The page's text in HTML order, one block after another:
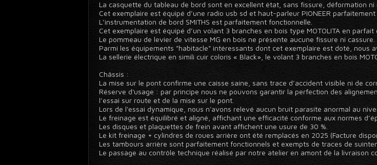
La casquette du tableau de bord sont en excellent état, sans fissure, déformation ni
Cet exemplaire est équipé d’une radio usb sd et haut-parleur PIONEER parfaitement
L’instrumentation de bord SMITHS est parfaitement fonctionnelle.
Cet exemplaire est équipé d’un volant 3 branches en bois type MOTOLITA en parfait
Le pommeau de levier de vitesse MG en bois ne présente aucune fissure ni cassure.
Parmi les équipements "habitacle" intéressants dont cet exemplaire est doté, nous
La sellerie électrique en simili cuir coloris « Black», le volant 3 branches en bois
Châssis :
La mise sur le pont confirme une caisse saine, sans trace d’accident visible ni de
Réserve d'usage : par principe nous ne pouvons garantir la perfection des
l’essai sur route et de la mise sur le pont.
Lors de l'essai dynamique, nous n'avons relevé aucun bruit parasite anormal au
Le freinage est équilibré et aligné, affichant une efficacité conforme aux normes
Les disques et plaquettes de frein avant affichent une usure de 30 %.
Le kit freinage + cylindres de roues arrière ont été remplacés en 2025 (Facture
Les tambours arrière sont parfaitement fonctionnels et exempts de traces de
Le passage au contrôle technique réalisé par notre atelier en amont de la livraison